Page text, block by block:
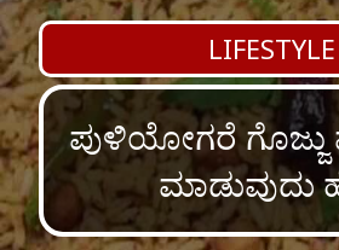
LIFESTYLE
ಪುಳಿಯೋಗರೆ
ಮಾಡುವುದು